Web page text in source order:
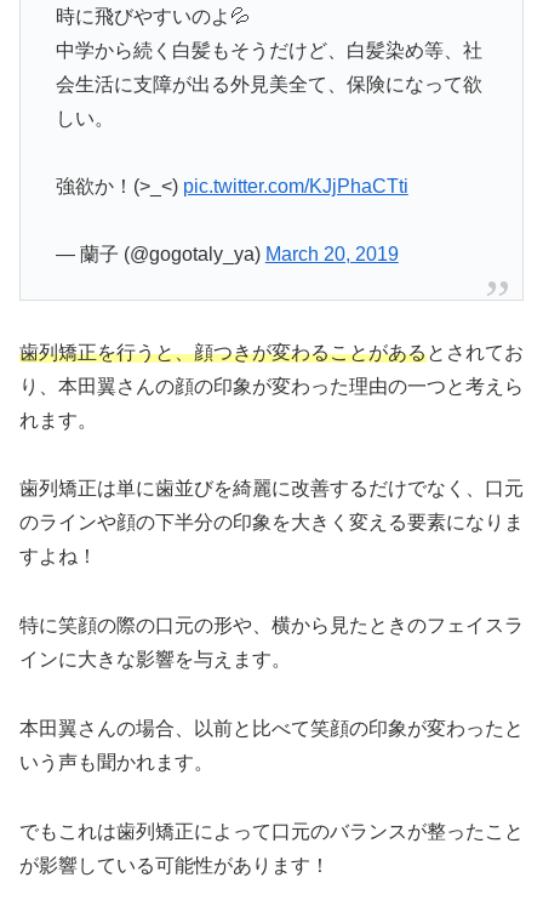
時に飛びやすいのよ💦
中学から続く白髪もそうだけど、白髪染め等、社
会生活に支障が出る外見美全て、保険になって欲
しい。
強欲か！(>_<) pic.twitter.com/KJjPhaCTti
— 蘭子 (@gogotaly_ya) March 20, 2019
歯列矯正を行うと、顔つきが変わることがあるとされてお
り、本田翼さんの顔の印象が変わった理由の一つと考えら
れます。
歯列矯正は単に歯並びを綺麗に改善するだけでなく、口元
のラインや顔の下半分の印象を大きく変える要素になりま
すよね！
特に笑顔の際の口元の形や、横から見たときのフェイスラ
インに大きな影響を与えます。
本田翼さんの場合、以前と比べて笑顔の印象が変わったと
いう声も聞かれます。
でもこれは歯列矯正によって口元のバランスが整ったこと
が影響している可能性があります！